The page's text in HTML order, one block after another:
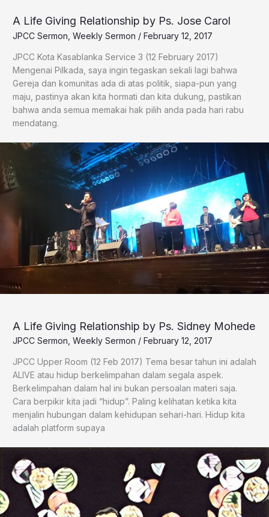
A Life Giving Relationship by Ps. Jose Carol
JPCC Sermon Weekly Sermon / February 12, 2017
​JPCC Kota Kasablanka Service 3 (12 February 2017)
Mengenai Pilkada, saya ingin tegaskan sekali lagi bahwa
Gereja dan komunitas ada di atas politik, siapa-pun yang
maju, pastinya akan kita hormati dan kita dukung, pastikan
bahwa anda semua memakai hak pilih anda pada hari rabu
mendatang.
A Life Giving Relationship by Ps. Sidney Mohede
JPCC Sermon Weekly Sermon / February 12, 2017
JPCC Upper Room (12 Feb 2017) Tema besar tahun ini adalah
ALIVE atau hidup berkelimpahan dalam segala aspek.
Berkelimpahan dalam hal ini bukan persoalan materi saja.
Cara berpikir kita jadi “hidup”. Paling kelihatan ketika kita
menjalin hubungan dalam kehidupan sehari-hari. Hidup kita
adalah platform supaya